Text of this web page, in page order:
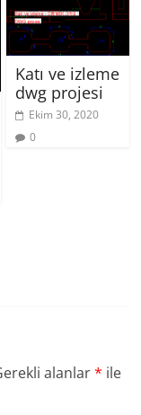
Katı ve izleme
dwg projesi
Ekim 30, 2020
0
alanlar* ile